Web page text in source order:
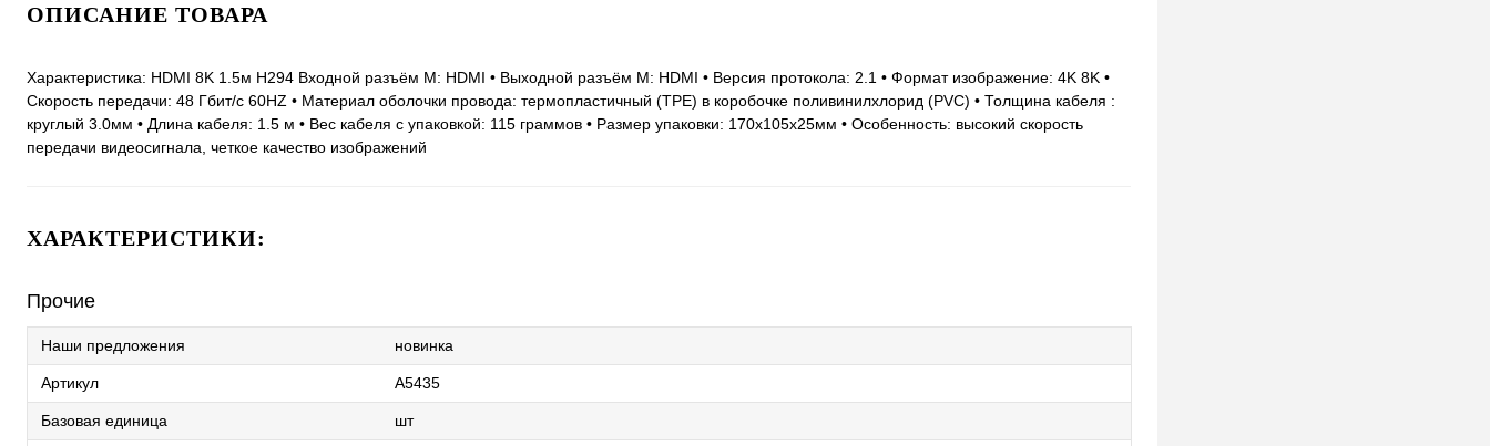
ОПИСАНИЕ ТОВАРА
Характеристика: HDMI 8K 1.5м H294 Входной разъём M: HDMI • Выходной разъём М: HDMI • Версия протокола: 2.1 • Формат изображение: 4K 8K •
Скорость передачи: 48 Гбит/с 60HZ • Материал оболочки провода: термопластичный (ТРЕ) в коробочке поливинилхлорид (PVC) • Толщина кабеля :
круглый 3.0мм • Длина кабеля: 1.5 м • Вес кабеля с упаковкой: 115 граммов • Размер упаковки: 170х105х25мм • Особенность: высокий скорость
передачи видеосигнала, четкое качество изображений
ХАРАКТЕРИСТИКИ:
Прочие
Наши предложения новинка
Артикул A5435
Базовая единица шт